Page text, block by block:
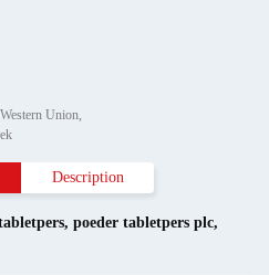
Union,
Description
, poeder tabletpers plc,